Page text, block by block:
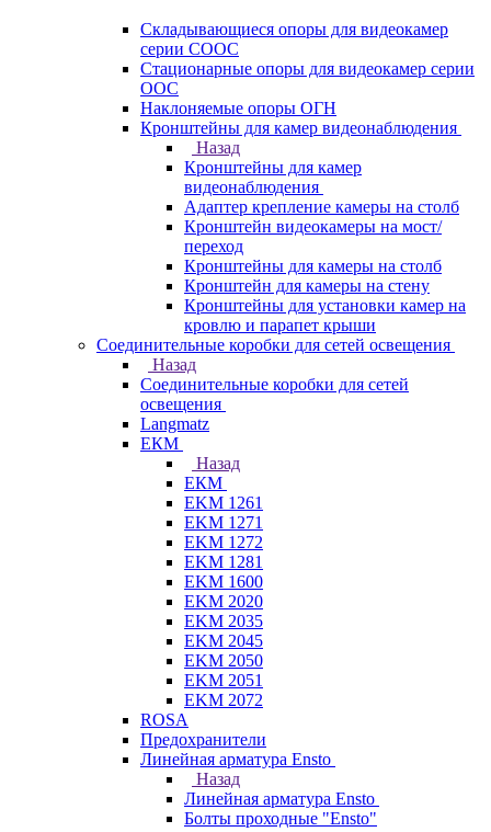
Складывающиеся опоры для видеокамер
серии СООС
Стационарные опоры для видеокамер серии
ООС
Наклоняемые опоры ОГН
Кронштейны для камер видеонаблюдения
Назад
Кронштейны для камер
видеонаблюдения
Адаптер крепление камеры на столб
Кронштейн видеокамеры на мост/
переход
Кронштейны для камеры на столб
Кронштейн для камеры на стену
Кронштейны для установки камер на
кровлю и парапет крыши
Соединительные коробки для сетей освещения
Назад
Соединительные коробки для сетей
освещения
Langmatz
ЕКМ
Назад
ЕКМ
EKM 1261
EKM 1271
EKM 1272
EKM 1281
EKM 1600
EKM 2020
EKM 2035
EKM 2045
EKM 2050
EKM 2051
EKM 2072
ROSA
Предохранители
Линейная арматура Ensto
Назад
Линейная арматура Ensto
Болты проходные "Ensto"